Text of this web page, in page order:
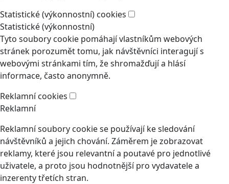
Statistické (výkonnostní) cookies
Statistické (výkonnostní)
Tyto soubory cookie pomáhají vlastníkům webových
stránek porozumět tomu, jak návštěvníci interagují s
webovými stránkami tím, že shromažďují a hlásí
informace, často anonymně.
Reklamní cookies
Reklamní
Reklamní soubory cookie se používají ke sledování
návštěvníků a jejich chování. Záměrem je zobrazovat
reklamy, které jsou relevantní a poutavé pro jednotlivé
uživatele, a proto jsou hodnotnější pro vydavatele a
inzerenty třetích stran.